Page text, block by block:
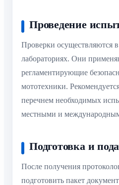
Проведение
Проверки осуществляются
лабораториях. Они
регламентирующие
мототехники.
перечнем необходимых
местными и
Подготовка и
После получения
подготовить пакет